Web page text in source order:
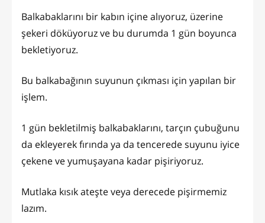
Balkabaklarını bir kabın içine alıyoruz, üzerine
şekeri döküyoruz ve bu durumda 1 gün boyunca
bekletiyoruz.
Bu balkabağının suyunun çıkması için yapılan bir
işlem.
1 gün bekletilmiş balkabaklarını, tarçın çubuğunu
da ekleyerek fırında ya da tencerede suyunu iyice
çekene ve yumuşayana kadar pişiriyoruz.
Mutlaka kısık ateşte veya derecede pişirmemiz
lazım.